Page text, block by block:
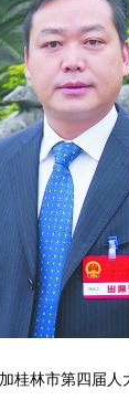
林市第四届人